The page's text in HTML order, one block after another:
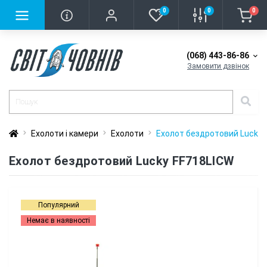
0 0 0
(068) 443-86-86
Замовити дзвінок
Ехолоти і камери Ехолоти Еxолот бездротовий Lucky
Еxолот бездротовий Lucky FF718LICW
Популярний
Немає в наявності